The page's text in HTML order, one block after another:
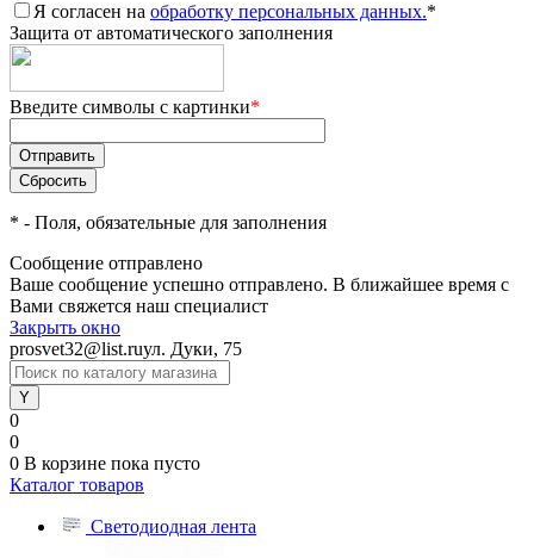
Я согласен на обработку персональных данных.*
Защита от автоматического заполнения
Введите символы с картинки*
* - Поля, обязательные для заполнения
Сообщение отправлено
Ваше сообщение успешно отправлено. В ближайшее время с
Вами свяжется наш специалист
Закрыть окно
prosvet32@list.ruул. Дуки, 75
0
0
0 В корзине пока пусто
Каталог товаров
Светодиодная лента